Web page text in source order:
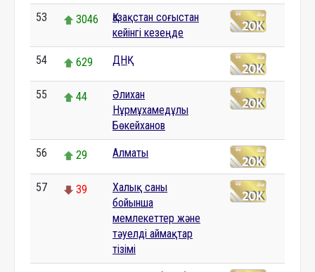
53 3046
Қазақстан соғыстан
кейінгі кезеңде
54 629 ДНҚ
55 44
Әлихан
Нұрмұхамедұлы
Бөкейханов
56 29 Алматы
57 39
Халық саны
бойынша
мемлекеттер және
тәуелді аймақтар
тізімі